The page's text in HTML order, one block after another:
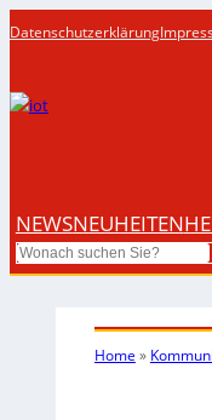
Datenschutzerklärung
NEWSNEUHEITEN
Search
Home »